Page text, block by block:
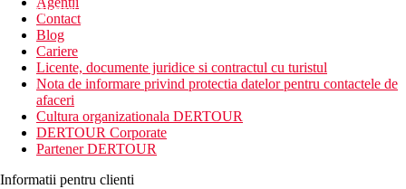
newsletter!
Contact
Blog
Cariere
Licente, documente juridice si contractul cu turistul
Nota de informare privind protectia datelor pentru contactele de
afaceri
Cultura organizationala DERTOUR
DERTOUR Corporate
Partener DERTOUR
Informatii pentru clienti